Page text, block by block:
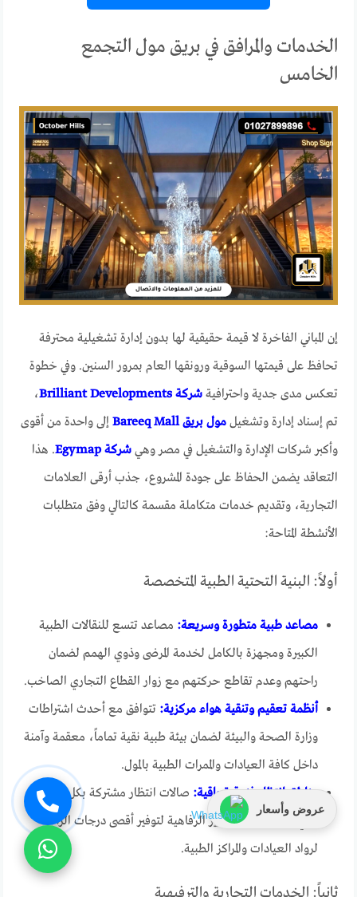
الخدمات والمرافق في بريق مول التجمع
الخامس
إن المباني الفاخرة لا قيمة حقيقية لها بدون إدارة تشغيلية محترفة
تحافظ على قيمتها السوقية ورونقها العام بمرور السنين. وفي خطوة
تعكس مدى جدية واحترافيةشركة Brilliant Developments
،
تم إسناد إدارة وتشغيلمول بريق Bareeq Mall
إلى واحدة من أقوى
وأكبر شركات الإدارة والتشغيل في مصر وهيشركة Egymap
. هذا
التعاقد يضمن الحفاظ على جودة المشروع، جذب أرقى العلامات
التجارية، وتقديم خدمات متكاملة مقسمة كالتالي وفق متطلبات
الأنشطة المتاحة:
أولاً: البنية التحتية الطبية المتخصصة
مصاعد طبية متطورة وسريعة: مصاعد تتسع للنقالات الطبية
الكبيرة ومجهزة بالكامل لخدمة المرضى وذوي الهمم لضمان
راحتهم وعدم تقاطع حركتهم مع زوار القطاع التجاري الصاخب.
أنظمة تعقيم وتنقية هواء مركزية: تتوافق مع أحدث اشتراطات
وزارة الصحة والبيئة لضمان بيئة طبية نقية تماماً، معقمة وآمنة
داخل كافة العيادات والممرات الطبية بالمول.
مناطق انتظار فندقية راقية: صالات انتظار مشتركة بكل طابق
طبي مؤثثة بأعلى معايير الرفاهية لتوفير أقصى درجات الراحة
لرواد العيادات والمراكز الطبية.
ثانياً: الخدمات التجارية والترفيهية
عروض وأسعار